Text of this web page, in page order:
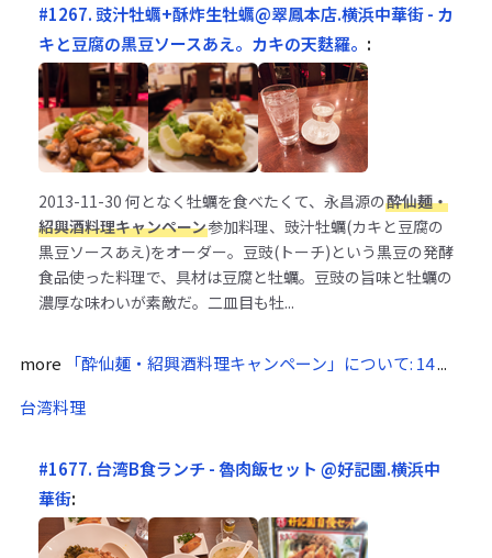
#1267. 豉汁牡蠣+酥炸生牡蠣@翠鳳本店.横浜中華街 - カ
キと豆腐の黒豆ソースあえ。カキの天麩羅。 :
2013-11-30 何となく牡蠣を食べたくて、永昌源の酔仙麺・
紹興酒料理キャンペーン参加料理、豉汁牡蠣(カキと豆腐の
黒豆ソースあえ)をオーダー。豆豉(トーチ)という黒豆の発酵
食品使った料理で、具材は豆腐と牡蠣。豆豉の旨味と牡蠣の
濃厚な味わいが素敵だ。二皿目も牡...
more 「酔仙麺・紹興酒料理キャンペーン」について: 14...
台湾料理
#1677. 台湾B食ランチ - 魯肉飯セット @好記園.横浜中
華街: